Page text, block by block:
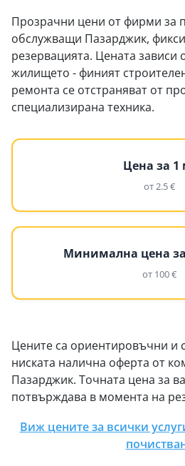
Прозрачни цени от фирми за
обслужващи Пазарджик,
резервацията. Цената зависи
жилището - финият
ремонта се отстраняват от
специализирана техника.
Цена за 1
от 2.5 €
Минимална цена
от 100 €
Цените са ориентировъчни и
ниската налична оферта от
Пазарджик. Точната цена за
потвърждава в момента на
Виж цените за всички